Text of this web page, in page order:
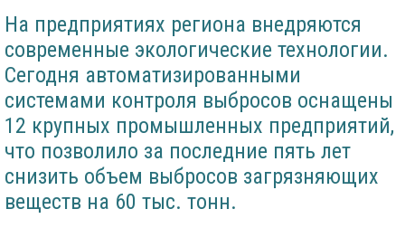
На предприятиях региона внедряются
современные экологические технологии.
Сегодня автоматизированными
системами контроля выбросов оснащены
12 крупных промышленных предприятий,
что позволило за последние пять лет
снизить объем выбросов загрязняющих
веществ на 60 тыс. тонн.